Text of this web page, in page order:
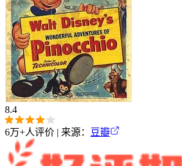
8.4
6万+人评价 | 来源： 豆瓣